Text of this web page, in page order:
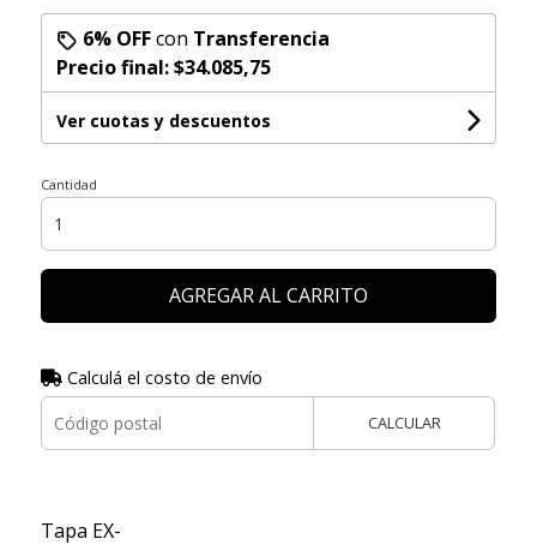
6% OFFcon Transferencia
Precio final:$34.085,75
Ver cuotas y descuentos
Cantidad
AGREGAR AL CARRITO
Calculá el costo de envío
CALCULAR
Tapa EX-